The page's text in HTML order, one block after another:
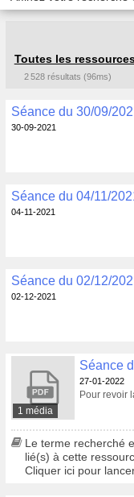
Toutes les
2 528 résultats (96ms)
Séance du 30/09/
30-09-2021
Séance du 04/11/
04-11-2021
Séance du 02/12/
02-12-2021
1 média
Séance
27-01-2022
Pour revoir
Le terme recherché
lié(s) à cette
Cliquer ici pour